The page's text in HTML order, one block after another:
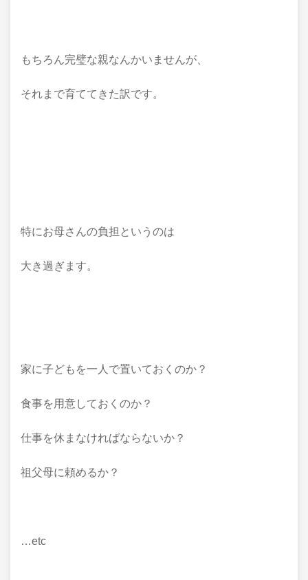
もちろん完璧な親なんかいませんが、
それまで育ててきた訳です。
特にお母さんの負担というのは
大き過ぎます。
家に子どもを一人で置いておくのか？
食事を用意しておくのか？
仕事を休まなければならないか？
祖父母に頼めるか？
…etc